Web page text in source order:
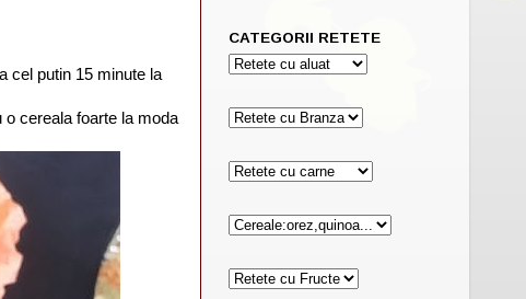
cel putin 15 minute la
o cereala foarte la moda
CATEGORII RETETE